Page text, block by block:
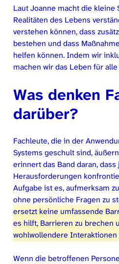
Laut Joanne macht die kleine
Realitäten des Lebens
verstehen können, dass
bestehen und dass
helfen können. Indem wir
machen wir das Leben für alle
Was denken
darüber?
Fachleute, die in der
Systems geschult sind,
erinnert das Band daran,
Herausforderungen
Aufgabe ist es, aufmerksam
ohne persönliche Fragen zu
ersetzt keine umfassende
es hilft, Barrieren zu brechen
wohlwollendere Interaktionen
Wenn die betroffenen